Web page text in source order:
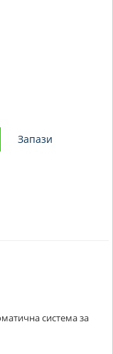
Запази
система за